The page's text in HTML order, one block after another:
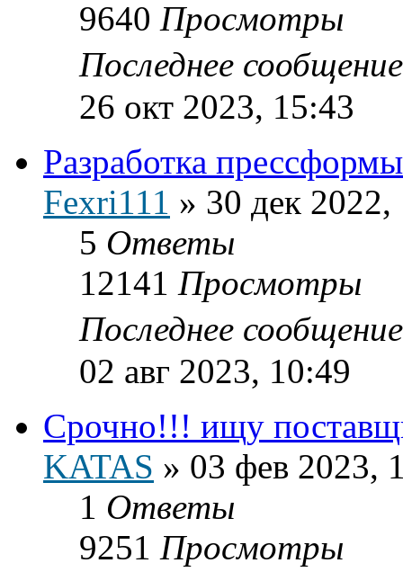
9640 Просмотры
Последнее
26 окт 2023, 15:43
Разработка
Fexri111 » 30 дек 2022,
5 Ответы
12141 Просмотры
Последнее
02 авг 2023, 10:49
Срочно!!! ищу
KATAS » 03 фев 2023,
1 Ответы
9251 Просмотры